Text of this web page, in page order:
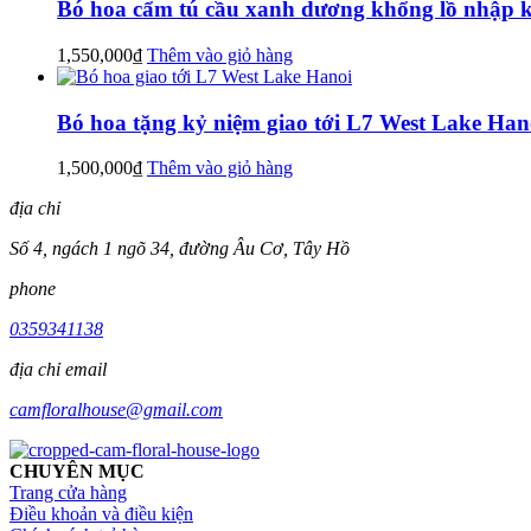
Bó hoa cẩm tú cầu xanh dương khổng lồ nhập
1,550,000₫ Thêm vào giỏ hàng
Bó hoa tặng kỷ niệm giao tới L7 West Lake
1,500,000₫ Thêm vào giỏ hàng
địa chỉ
Số 4, ngách 1 ngõ 34, đường Âu Cơ, Tây Hồ
phone
0359341138
địa chỉ email
camfloralhouse@gmail.com
CHUYÊN MỤC
Trang cửa hàng
Điều khoản và điều kiện